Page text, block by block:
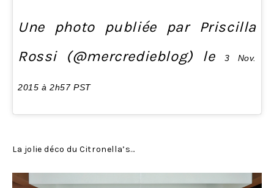
Une photo publiée par Priscilla
Rossi (@mercredieblog) le
3 Nov.
2015 à 2h57 PST
La jolie déco du Citronella’s…